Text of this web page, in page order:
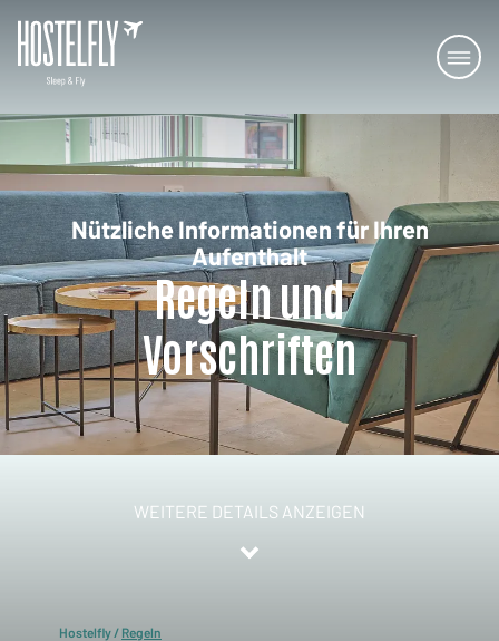
Nützliche Informationen für Ihren
Aufenthalt
Regeln und
Vorschriften
WEITERE DETAILS ANZEIGEN
Hostelfly/ Regeln